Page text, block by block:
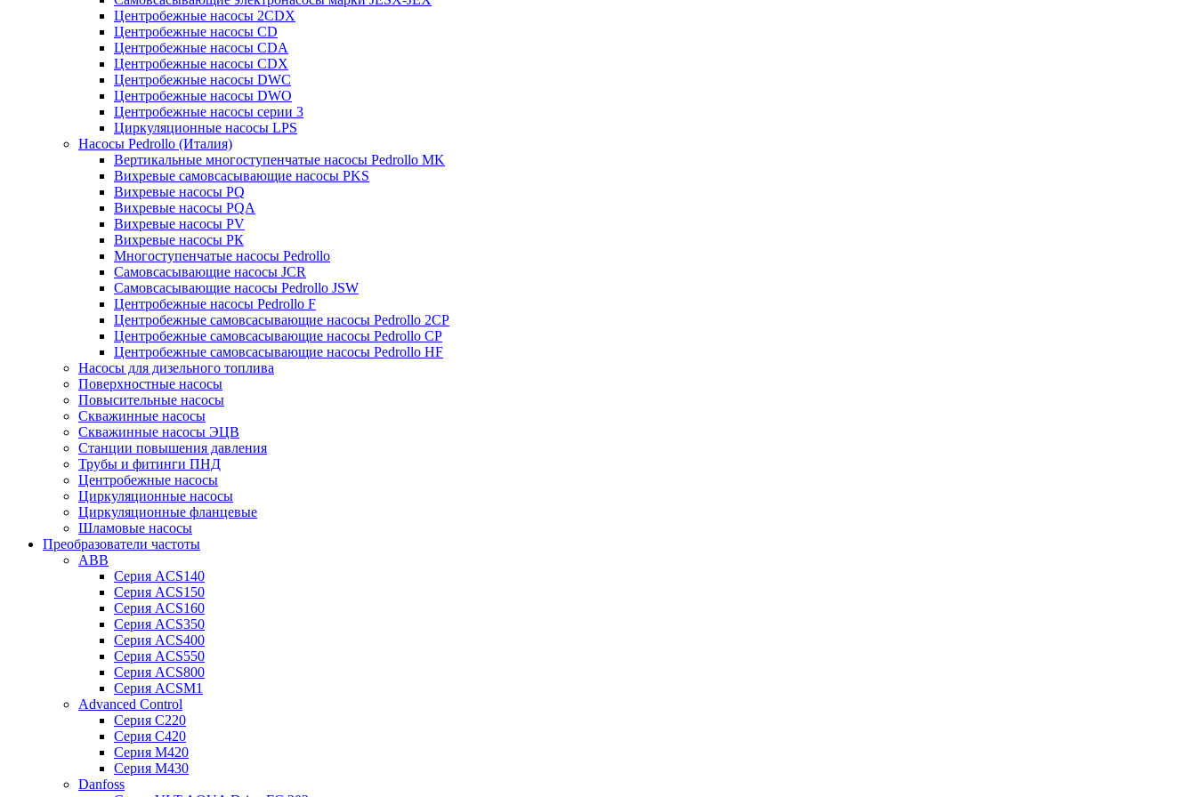
Центробежные насосы 2CDX
Центробежные насосы CD
Центробежные насосы CDA
Центробежные насосы CDX
Центробежные насосы DWC
Центробежные насосы DWO
Центробежные насосы серии 3
Циркуляционные насосы LPS
Насосы Pedrollo (Италия)
Вертикальные многоступенчатые насосы Pedrollo MK
Вихревые cамовсасывающие насосы PKS
Вихревые насосы РQ
Вихревые насосы РQA
Вихревые насосы РV
Вихревые насосы РК
Многоступенчатые насосы Pedrollo
Самовсасывающие насосы JCR
Самовсасывающие насосы Pedrollo JSW
Центробежные насосы Pedrollo F
Центробежные самовсасывающие насосы Pedrollo 2CP
Центробежные самовсасывающие насосы Pedrollo CP
Центробежные самовсасывающие насосы Pedrollo HF
Насосы для дизельного топлива
Поверхностные насосы
Повысительные насосы
Скважинные насосы
Скважинные насосы ЭЦВ
Станции повышения давления
Трубы и фитинги ПНД
Центробежные насосы
Циркуляционные насосы
Циркуляционные фланцевые
Шламовые насосы
Преобразователи частоты
ABB
Серия ACS140
Серия ACS150
Серия ACS160
Серия ACS350
Серия ACS400
Серия ACS550
Серия ACS800
Серия ACSM1
Advanced Control
Серия C220
Серия C420
Серия M420
Серия M430
Danfoss